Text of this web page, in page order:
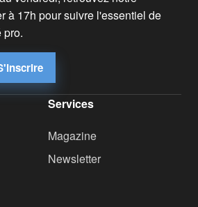
à 17h pour suivre l'essentiel de
pro.
Services
Magazine
Newsletter